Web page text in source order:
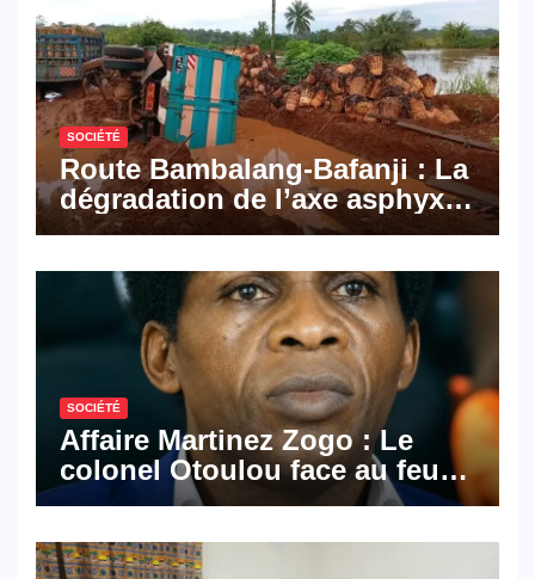
numériques made in
Cameroon
SOCIÉTÉ
Route Bambalang-Bafanji : La
dégradation de l’axe asphyxie
les activités économiques
SOCIÉTÉ
Affaire Martinez Zogo : Le
colonel Otoulou face au feu
croisé des avocats de la